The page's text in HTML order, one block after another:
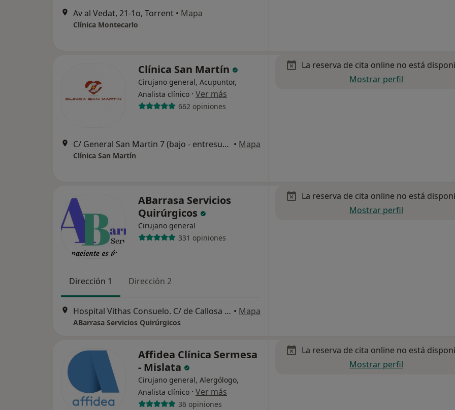
Av al Vedat, 21-1o, Torrent • Mapa
Clínica Montecarlo
Clínica San Martín
Cirujano general, Acupuntor,
Analista clínico · Ver más
662 opiniones
C/ General San Martin 7 (bajo - entresuelo), Valencia • Mapa
Clínica San Martín
La reserva de cita online no está
Mostrar perfil
ABarrasa Servicios
Quirúrgicos
Cirujano general
331 opiniones
Dirección 1 Dirección 2
Hospital Vithas Consuelo. C/ de Callosa d'En Sarrià, 12, Consulta 14, Valencia • Mapa
ABarrasa Servicios Quirúrgicos
La reserva de cita online no está
Mostrar perfil
Affidea Clínica Sermesa
- Mislata
Cirujano general, Alergólogo,
Analista clínico · Ver más
36 opiniones
La reserva de cita online no está
Mostrar perfil